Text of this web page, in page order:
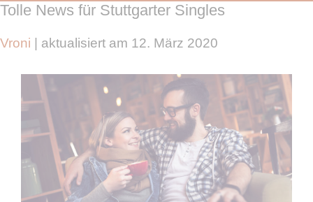
Tolle News für Stuttgarter Singles
Vroni | aktualisiert am 12. März 2020